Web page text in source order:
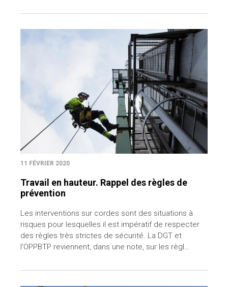
11 FÉVRIER 2020
Travail en hauteur. Rappel des règles de
prévention
Les interventions sur cordes sont des situations à
risques pour lesquelles il est impératif de respecter
des règles très strictes de sécurité. La DGT et
l’OPPBTP reviennent, dans une note, sur les règl…